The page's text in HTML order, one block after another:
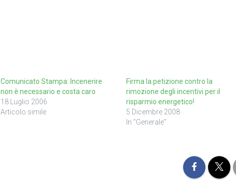
Comunicato Stampa: Incenerire
non è necessario e costa caro
18 Luglio 2006
Articolo simile
Firma la petizione contro la
rimozione degli incentivi per il
risparmio energetico!
5 Dicembre 2008
In "Generale"